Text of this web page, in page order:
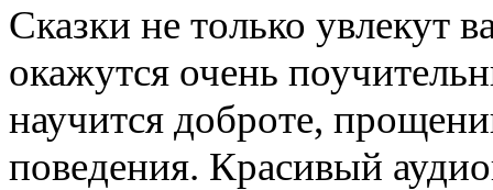
Сказки не только увлекут
окажутся очень
научится доброте,
поведения. Красивый